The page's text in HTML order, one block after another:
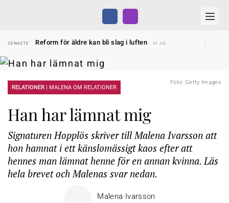
SENASTE
Reform för äldre kan bli slag i luften
31 JUL
SENASTE
Dom öppnar för rätt till garantipension
Snart kan telefonförsäljning förbjudas i Sverige
SENASTE
Liten höjning av garantipensionen
SENASTE
Sven Hagströmer sommarpratar
Foto: Getty Images
RELATIONER | MALENA OM RELATIONER
Han har lämnat mig
Signaturen Hopplös skriver till Malena Ivarsson att
hon hamnat i ett känslomässigt kaos efter att
hennes man lämnat henne för en annan kvinna. Läs
hela brevet och Malenas svar nedan.
Malena Ivarsson